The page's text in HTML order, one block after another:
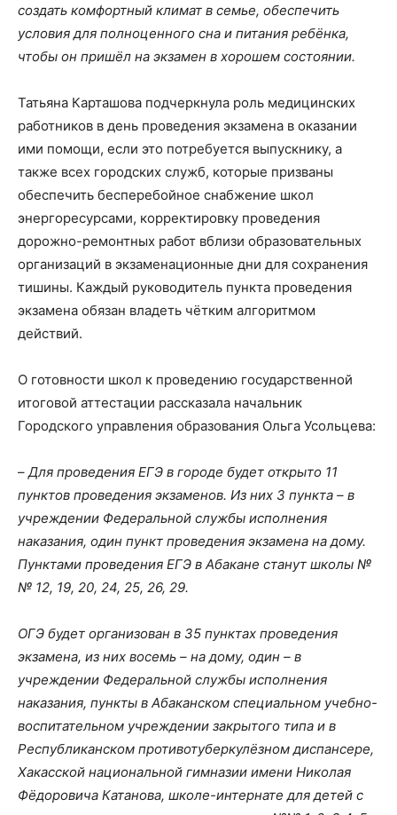
создать комфортный климат в семье, обеспечить
условия для полноценного сна и питания ребёнка,
чтобы он пришёл на экзамен в хорошем состоянии.
Татьяна Карташова подчеркнула роль медицинских
работников в день проведения экзамена в оказании
ими помощи, если это потребуется выпускнику, а
также всех городских служб, которые призваны
обеспечить бесперебойное снабжение школ
энергоресурсами, корректировку проведения
дорожно-ремонтных работ вблизи образовательных
организаций в экзаменационные дни для сохранения
тишины. Каждый руководитель пункта проведения
экзамена обязан владеть чётким алгоритмом
действий.
О готовности школ к проведению государственной
итоговой аттестации рассказала начальник
Городского управления образования Ольга Усольцева:
– Для проведения ЕГЭ в городе будет открыто 11
пунктов проведения экзаменов. Из них 3 пункта – в
учреждении Федеральной службы исполнения
наказания, один пункт проведения экзамена на дому.
Пунктами проведения ЕГЭ в Абакане станут школы №
№ 12, 19, 20, 24, 25, 26, 29.
ОГЭ будет организован в 35 пунктах проведения
экзамена, из них восемь – на дому, один – в
учреждении Федеральной службы исполнения
наказания, пункты в Абаканском специальном учебно-
воспитательном учреждении закрытого типа и в
Республиканском противотуберкулёзном диспансере,
Хакасской национальной гимназии имени Николая
Фёдоровича Катанова, школе-интернате для детей с